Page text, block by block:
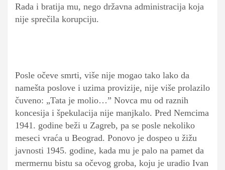
Rada i bratija mu, nego državna administracija koja
nije sprečila korupciju.
Posle očeve smrti, više nije mogao tako lako da
namešta poslove i uzima provizije, nije više prolazilo
čuveno: „Tata je molio…” Novca mu od raznih
koncesija i špekulacija nije manjkalo. Pred Nemcima
1941. godine beži u Zagreb, pa se posle nekoliko
meseci vraća u Beograd. Ponovo je dospeo u žižu
javnosti 1945. godine, kada mu je palo na pamet da
mermernu bistu sa očevog groba, koju je uradio Ivan